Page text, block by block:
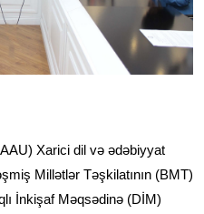
Xarici dil və ədəbiyyat
Millətlər Təşkilatının (BMT)
İnkişaf Məqsədinə (DİM)